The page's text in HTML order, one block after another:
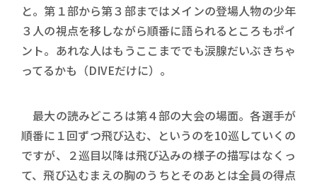
と。第１部から第３部まではメインの登場人物の少年
３人の視点を移しながら順番に語られるところもポイ
ント。あれな人はもうここまででも涙腺だいぶきちゃ
ってるかも（DIVEだけに）。
最大の読みどころは第４部の大会の場面。各選手が
順番に１回ずつ飛び込む、というのを10巡していくの
ですが、２巡目以降は飛び込みの様子の描写はなくっ
て、飛び込むまえの胸のうちとそのあとは全員の得点